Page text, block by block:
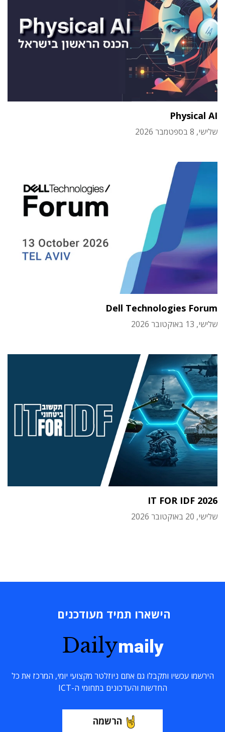
Physical AI
שלישי, 8 בספטמבר 2026
Dell Technologies Forum
שלישי, 13 באוקטובר 2026
IT FOR IDF 2026
שלישי, 20 באוקטובר 2026
הישארו תמיד מעודכנים
Dailymaily
הירשמו עכשיו ותקבלו גם אתם ניוזלטר מקצועי יומי, המרכז את כל
החדשות והעדכונים בתחומי ה-ICT
הרשמה